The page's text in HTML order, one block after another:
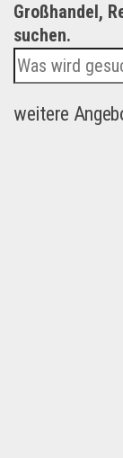
Großhandel,
suchen.
weitere